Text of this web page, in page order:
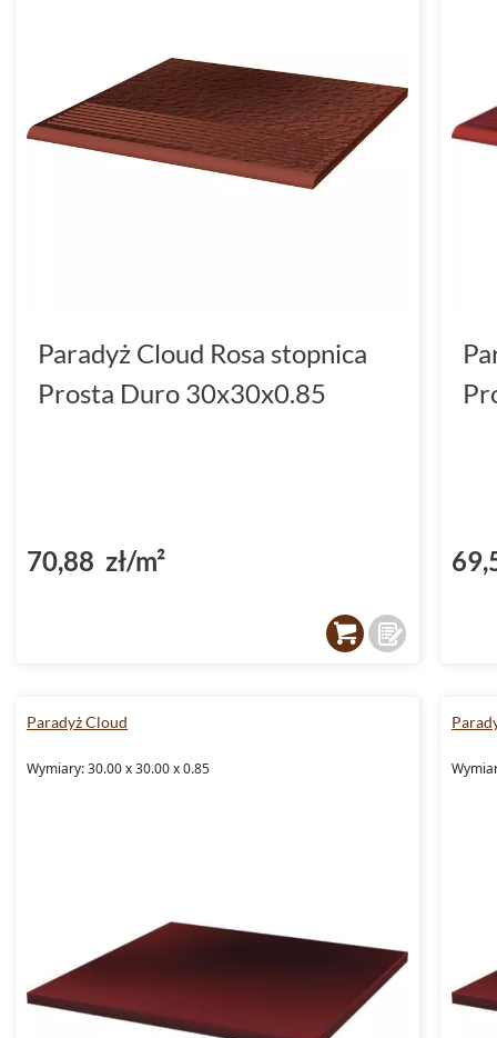
Paradyż Cloud Rosa stopnica
Prosta Duro 30x30x0.85
70,88 zł/m²
Paradyż Cloud
Wymiary: 30.00 x 30.00 x 0.85